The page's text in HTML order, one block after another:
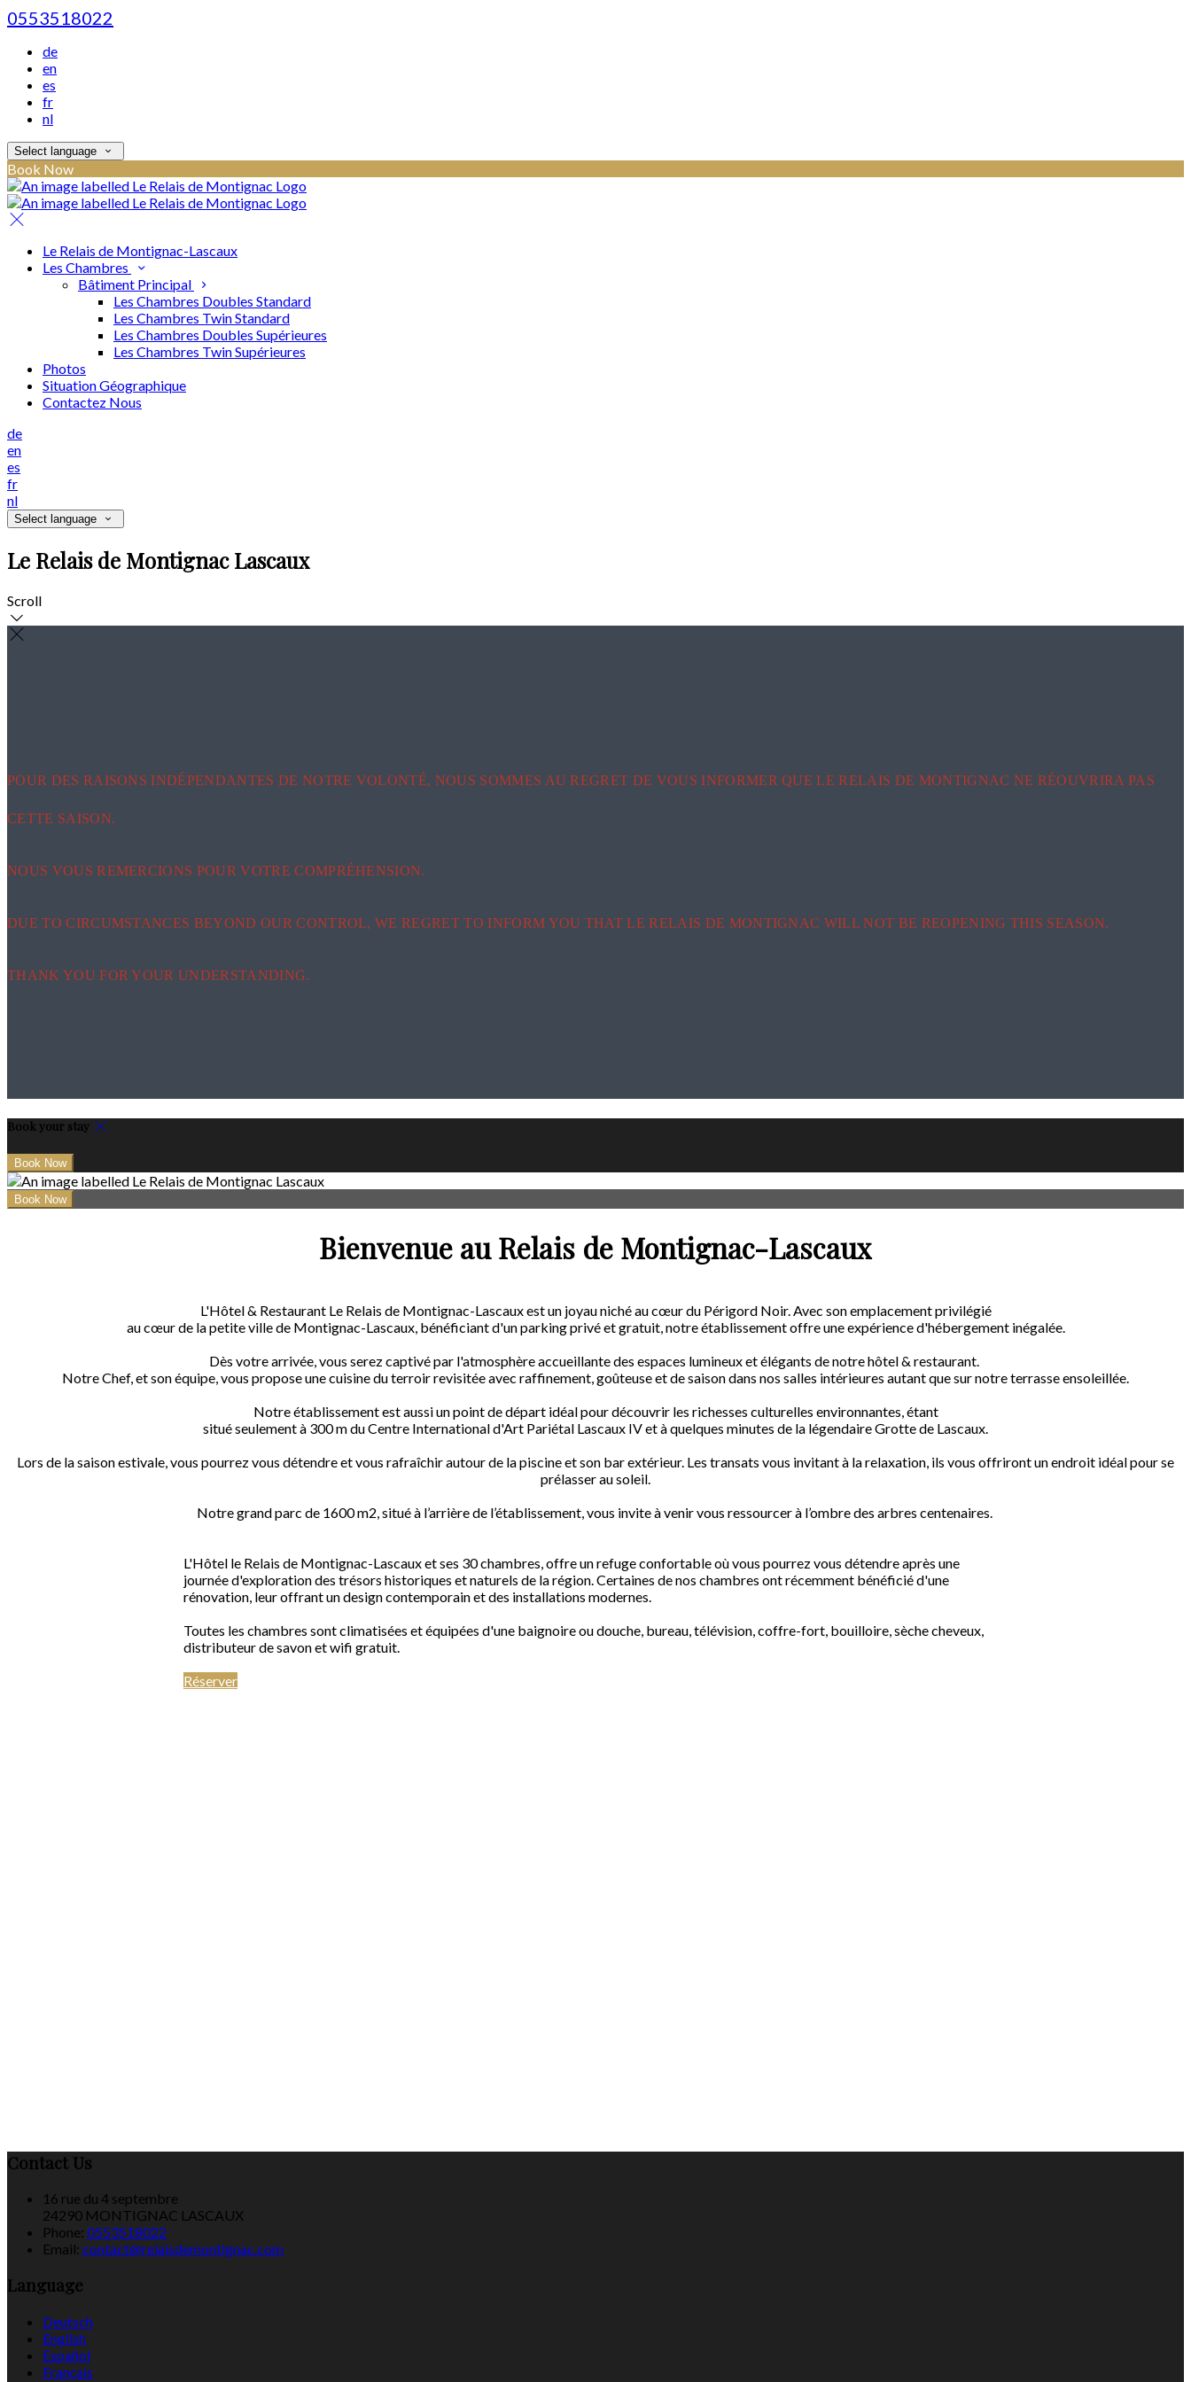
0553518022
de
en
es
fr
nl
Select language
Book Now
Le Relais de Montignac-Lascaux
Les Chambres
Bâtiment Principal
Les Chambres Doubles Standard
Les Chambres Twin Standard
Les Chambres Doubles Supérieures
Les Chambres Twin Supérieures
Photos
Situation Géographique
Contactez Nous
de
en
es
fr
nl
Select language
Le Relais de Montignac Lascaux
Scroll
POUR DES RAISONS INDÉPENDANTES DE NOTRE VOLONTÉ, NOUS SOMMES AU REGRET DE VOUS INFORMER QUE LE RELAIS DE MONTIGNAC NE RÉOUVRIRA PAS
CETTE SAISON.
NOUS VOUS REMERCIONS POUR VOTRE COMPRÉHENSION.
DUE TO CIRCUMSTANCES BEYOND OUR CONTROL, WE REGRET TO INFORM YOU THAT LE RELAIS DE MONTIGNAC WILL NOT BE REOPENING THIS SEASON.
THANK YOU FOR YOUR UNDERSTANDING.
Book your stay
Bienvenue au Relais de Montignac-Lascaux
L'Hôtel & Restaurant Le Relais de Montignac-Lascaux est un joyau niché au cœur du Périgord Noir. Avec son emplacement privilégié
au cœur de la petite ville de Montignac-Lascaux, bénéficiant d'un parking privé et gratuit, notre établissement offre une expérience d'hébergement inégalée.
Dès votre arrivée, vous serez captivé par l'atmosphère accueillante des espaces lumineux et élégants de notre hôtel & restaurant.
Notre Chef, et son équipe, vous propose une cuisine du terroir revisitée avec raffinement, goûteuse et de saison dans nos salles intérieures autant que sur notre terrasse ensoleillée.
Notre établissement est aussi un point de départ idéal pour découvrir les richesses culturelles environnantes, étant
situé seulement à 300 m du Centre International d'Art Pariétal Lascaux IV et à quelques minutes de la légendaire Grotte de Lascaux.
Lors de la saison estivale, vous pourrez vous détendre et vous rafraîchir autour de la piscine et son bar extérieur. Les transats vous invitant à la relaxation, ils vous offriront un endroit idéal pour se
prélasser au soleil.
Notre grand parc de 1600 m2, situé à l’arrière de l’établissement, vous invite à venir vous ressourcer à l’ombre des arbres centenaires.
L'Hôtel le Relais de Montignac-Lascaux et ses 30 chambres, offre un refuge confortable où vous pourrez vous détendre après une
journée d'exploration des trésors historiques et naturels de la région.Certaines de nos chambres ont récemment bénéficié d'une
rénovation, leur offrant un design contemporain et des installations modernes.
Toutes les chambres sont climatisées et équipées d'une baignoire ou douche, bureau, télévision, coffre-fort, bouilloire, sèche cheveux,
distributeur de savon et wifi gratuit.
Réserver
Contact Us
16 rue du 4 septembre
24290 MONTIGNAC LASCAUX
Phone: 0553518022
Email: contact@relaisdemontignac.com
Language
Deutsch
English
Español
Français